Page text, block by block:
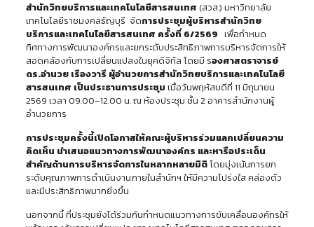
สำนักวิทยบริการและเทคโนโลยีสารสนเทศ (สวส.) มหาวิทยาลัย
เทคโนโลยีราชมงคลธัญบุรี จัดการประชุมผู้บริหารสำนักวิทย
บริการและเทคโนโลยีสารสนเทศ ครั้งที่ 6/2569 เพื่อกำหนด
ทิศทางการพัฒนาองค์กรและยกระดับประสิทธิภาพการบริหารจัดการให้
สอดคล้องกับการเปลี่ยนแปลงในยุคดิจิทัล โดยมี รองศาสตราจารย์
ดร.อำนวย เรืองวารี ผู้อำนวยการสำนักวิทยบริการและเทคโนโลยี
สารสนเทศ เป็นประธานการประชุม เมื่อวันพฤหัสบดีที่ 11 มิถุนายน
2569 เวลา 09.00–12.00 น. ณ ห้องประชุม ชั้น 2 อาคารสำนักงานผู้
อำนวยการ
การประชุมครั้งนี้เปิดโอกาสให้คณะผู้บริหารร่วมแลกเปลี่ยนความ
คิดเห็น นำเสนอแนวทางการพัฒนาองค์กร และหารือประเด็น
สำคัญด้านการบริหารจัดการในหลากหลายมิติโดยมุ่งเน้นการยก
ระดับคุณภาพการดำเนินงานภายในสำนักฯ ให้มีความโปร่งใส คล่องตัว
และมีประสิทธิภาพมากยิ่งขึ้น
นอกจากนี้ ที่ประชุมยังได้ร่วมกันกำหนดแนวทางการขับเคลื่อนองค์กรให้